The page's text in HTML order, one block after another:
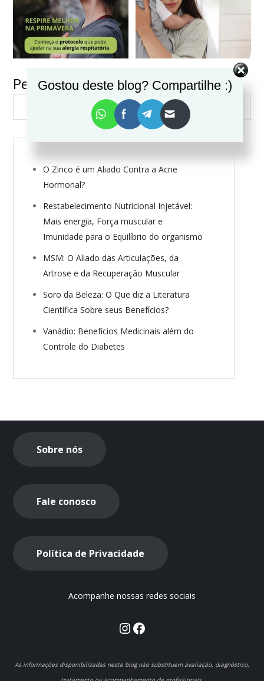
VER MAIS Seguir no Instagram
Pesquisar
PESQUISAR
O Zinco é um Aliado Contra a Acne
Hormonal?
Restabelecimento Nutricional Injetável:
Mais energia, Força muscular e
Imunidade para o Equilíbrio do organismo
MSM: O Aliado das Articulações, da
Artrose e da Recuperação Muscular
Soro da Beleza: O Que diz a Literatura
Científica Sobre seus Benefícios?
Vanádio: Benefícios Medicinais além do
Controle do Diabetes
Sobre nós
Fale conosco
Política de Privacidade
Acompanhe nossas redes sociais
Instagram
Facebook
As informações disponibilizadas neste blog não substituem avaliação, diagnóstico,
Gostou deste blog? Compartilhe :)